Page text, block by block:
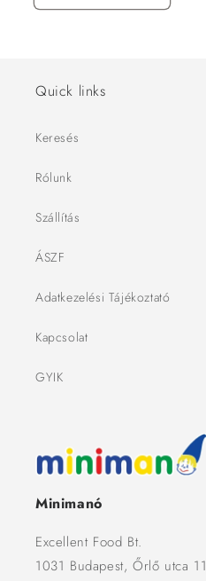
Quick links
Keresés
Rólunk
Szállítás
ÁSZF
Adatkezelési Tájékoztató
Kapcsolat
GYIK
Minimanó
Excellent Food Bt.
1031 Budapest, Őrlő utca 11